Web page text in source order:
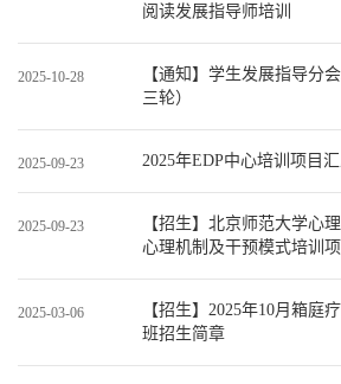
阅读发展指导师培训
2025-10-28
【通知】学生发展指导分
三轮）
2025-09-23 2025年EDP中心培训项目
2025-09-23
【招生】北京师范大学心
心理机制及干预模式培训项
2025-03-06
【招生】2025年10月箱庭
班招生简章